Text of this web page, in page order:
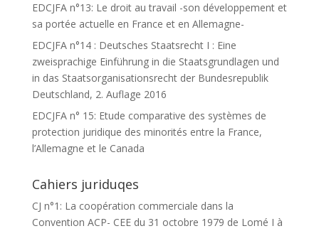
EDCJFA n°13: Le droit au travail -son développement et
sa portée actuelle en France et en Allemagne-
EDCJFA n°14 : Deutsches Staatsrecht I : Eine
zweisprachige Einführung in die Staatsgrundlagen und
in das Staatsorganisationsrecht der Bundesrepublik
Deutschland, 2. Auflage 2016
EDCJFA n° 15: Etude comparative des systèmes de
protection juridique des minorités entre la France,
l’Allemagne et le Canada
Cahiers juriduqes
CJ n°1: La coopération commerciale dans la
Convention ACP- CEE du 31 octobre 1979 de Lomé I à